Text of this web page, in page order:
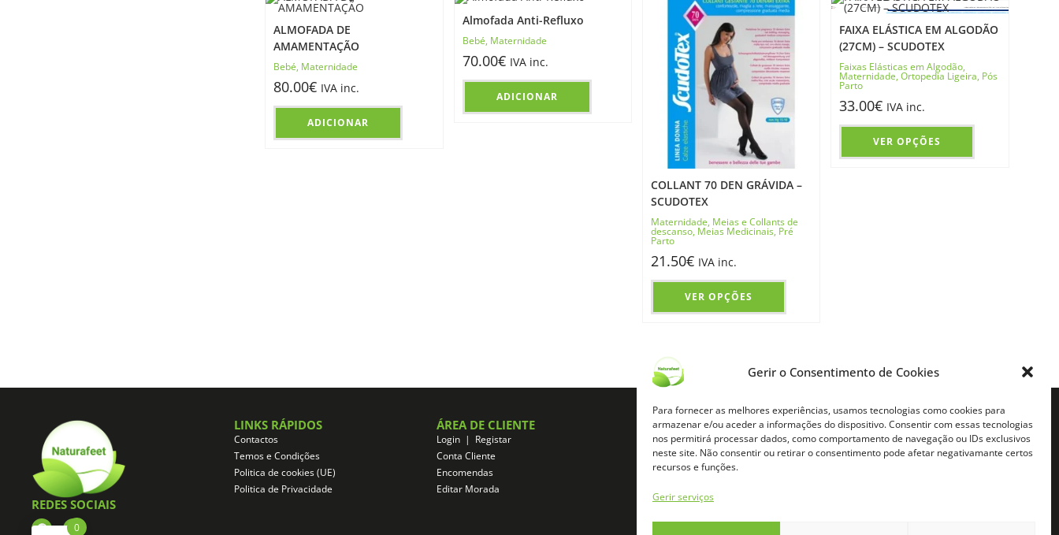
Gerir o Consentimento de Cookies
Para fornecer as melhores experiências, usamos tecnologias como cookies para
armazenar e/ou aceder a informações do dispositivo. Consentir com essas tecnologias
nos permitirá processar dados, como comportamento de navegação ou IDs exclusivos
neste site. Não consentir ou retirar o consentimento pode afetar negativamante certos
recursos e funções.
Gerir serviços
ALMOFADA DE
AMAMENTAÇÃO
Bebé, Maternidade
80.00€ IVA inc.
ADICIONAR
Almofada Anti-Refluxo
Bebé, Maternidade
70.00€ IVA inc.
ADICIONAR
COLLANT 70 DEN GRÁVIDA –
SCUDOTEX
Maternidade, Meias e Collants de
descanso, Meias Medicinais, Pré
Parto
21.50€ IVA inc.
VER OPÇÕES
FAIXA ELÁSTICA EM ALGODÃO
(27CM) – SCUDOTEX
Faixas Elásticas em Algodão,
Maternidade, Ortopedia Ligeira, Pós
Parto
33.00€ IVA inc.
VER OPÇÕES
REDES SOCIAIS
LINKS RÁPIDOS
Contactos
Temos e Condições
Politica de cookies (UE)
Politica de Privacidade
ÁREA DE CLIENTE
Login | Registar
Conta Cliente
Encomendas
Editar Morada
ZONA DE AFILIADOS
Registo de Afiliado
Login de Afiliado
Aceder a área de Afiliado
CONTACTOS
Telemóvel:
(+351) 931630638*
Chamada para rede móvel digital
0